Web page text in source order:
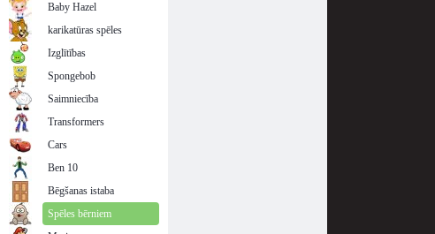
Baby Hazel
karikatūras spēles
Izglītības
Spongebob
Saimniecība
Transformers
Cars
Ben 10
Bēgšanas istaba
Spēles bērniem